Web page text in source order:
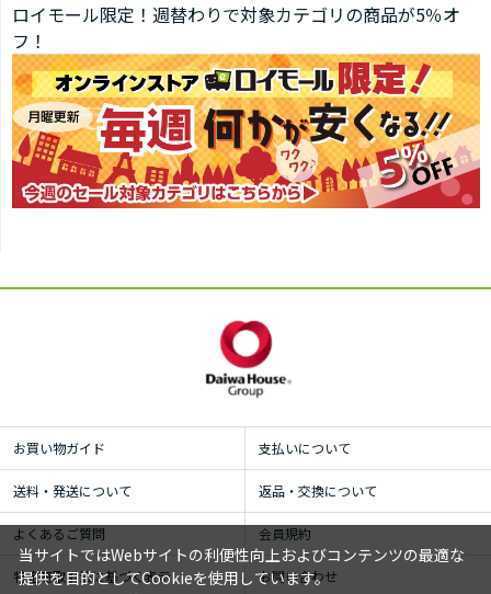
ロイモール限定！週替わりで対象カテゴリの商品が5％オ
フ！
お買い物ガイド 支払いについて
送料・発送について 返品・交換について
よくあるご質問 会員規約
特定商取引法に基づく表示 お問い合わせ
当サイトではWebサイトの利便性向上およびコンテンツの最適な
提供を目的としてCookieを使用しています。